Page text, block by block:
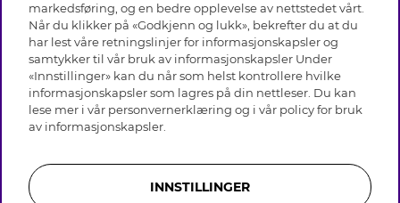
Vilkår
Personvern
Cookies
Medlemsvilkår
Jobb hos Glitter
Tilbakekalling
Gavekort saldo
OM GLITTER
Black Friday
Våre butikker
Varemerker
Selskapets historie
Åpenhetsloven
Likestillingsredegjørelse 2025
HJELP
Vanlige spørsmål
Kundeservice
Skjøtselråd skinnhansker
Bli medlem
markedsføring, og en bedre opplevelse av nettstedet vårt.
Når du klikker på «Godkjenn og lukk», bekrefter du at du
har lest våre retningslinjer for informasjonskapsler og
samtykker til vår bruk av informasjonskapsler Under
«Innstillinger» kan du når som helst kontrollere hvilke
informasjonskapsler som lagres på din nettleser. Du kan
lese mer i vår personvernerklæring og i vår policy for bruk
av informasjonskapsler
INNSTILLINGER